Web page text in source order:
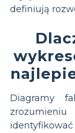
definiują
Diagramy